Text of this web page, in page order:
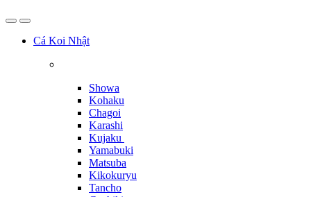
Cá Koi Nhật
Showa
Kohaku
Chagoi
Karashi
Kujaku
Yamabuki
Matsuba
Kikokuryu
Tancho